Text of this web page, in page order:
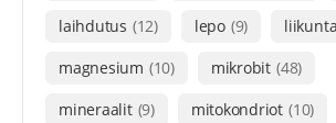
laihdutus (12) lepo (9) liikunta
magnesium (10) mikrobit (48)
mineraalit (9) mitokondriot (10)